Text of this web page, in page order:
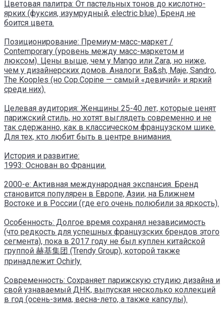
Цветовая палитра: От пастельных тонов до кислотно-
ярких (фуксия, изумрудный, electric blue). Бренд не
боится цвета.
Позиционирование: Премиум-масс-маркет /
Contemporary (уровень между масс-маркетом и
люксом). Цены выше, чем у Mango или Zara, но ниже,
чем у дизайнерских домов. Аналоги: Ba&sh, Maje, Sandro,
The Kooples (но Cop.Copine — самый «девичий» и яркий
среди них).
Целевая аудитория: Женщины 25-40 лет, которые ценят
парижский стиль, но хотят выглядеть современно и не
так сдержанно, как в классическом французском шике.
Для тех, кто любит быть в центре внимания.
История и развитие:
1993: Основан во Франции.
2000-е: Активная международная экспансия. Бренд
становится популярен в Европе, Азии, на Ближнем
Востоке и в России (где его очень полюбили за яркость).
Особенность: Долгое время сохранял независимость
(что редкость для успешных французских брендов этого
сегмента), пока в 2017 году не был куплен китайской
группой 赫基集团 (Trendy Group), которой также
принадлежит Ochirly.
Современность: Сохраняет парижскую студию дизайна и
свой узнаваемый ДНК, выпуская несколько коллекций
в год (осень-зима, весна-лето, а также капсулы).